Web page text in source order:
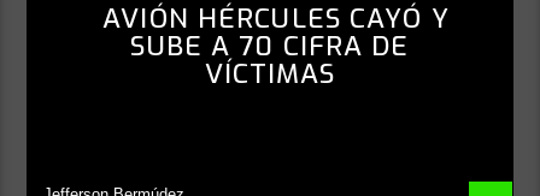
AVIÓN HÉRCULES CAYÓ Y
SUBE A 70 CIFRA DE
VÍCTIMAS